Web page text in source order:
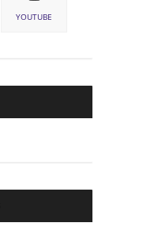
YOUTUBE